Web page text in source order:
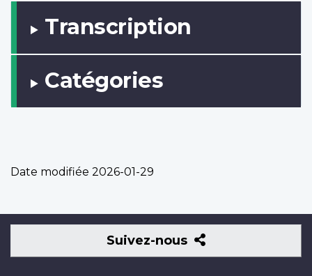
Transcription
Catégories
Date modifiée 2026-01-29
Suivez-nous
Suivez-
nous